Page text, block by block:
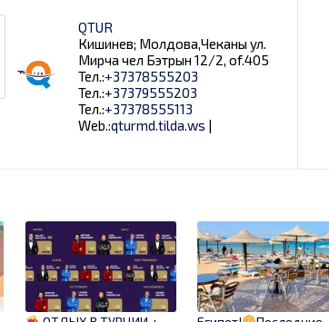
QTUR
Кишинев; Молдова,Чеканы ул.
Мирча чел Бэтрын 12/2, of.405
Тел.:+37378555203
Тел.:+37379555203
Тел.:+37378555113
Web.:qturmd.tilda.ws |